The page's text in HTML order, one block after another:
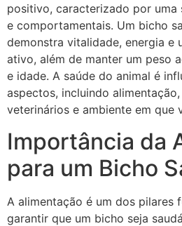
positivo, caracterizado por
e comportamentais. Um bicho
demonstra vitalidade, energia e
ativo, além de manter um peso
e idade. A saúde do animal é
aspectos, incluindo
veterinários e ambiente em que
Importância da
para um Bicho
A alimentação é um dos pilares
garantir que um bicho seja